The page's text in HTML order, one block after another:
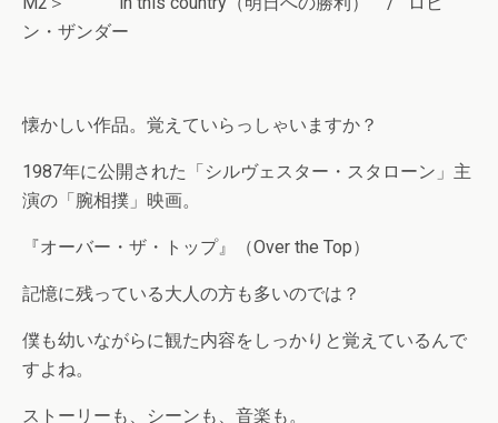
ン・ザンダー
懐かしい作品。覚えていらっしゃいますか？
1987年に公開された「シルヴェスター・スタローン」主
演の「腕相撲」映画。
『オーバー・ザ・トップ』（Over the Top）
記憶に残っている大人の方も多いのでは？
僕も幼いながらに観た内容をしっかりと覚えているんで
すよね。
ストーリーも、シーンも、音楽も。